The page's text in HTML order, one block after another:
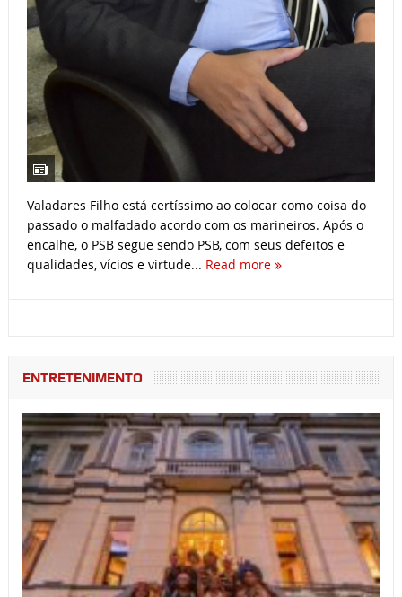
Valadares Filho está certíssimo ao colocar como coisa do
passado o malfadado acordo com os marineiros. Após o
encalhe, o PSB segue sendo PSB, com seus defeitos e
qualidades, vícios e virtude... Read more
ENTRETENIMENTO